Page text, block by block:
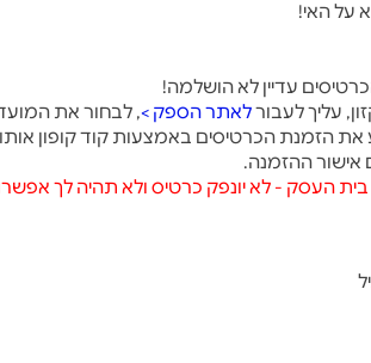
על האי!
עדיין לא הושלמה!
עליך לעבורלאתר הספק >, לבחור את
את הזמנת הכרטיסים באמצעות קוד קופון
העסק - לא יונפק כרטיס ולא תהיה לך